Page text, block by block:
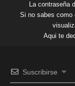
La contraseña
Si no sabes como
Aqui te
Suscribirse